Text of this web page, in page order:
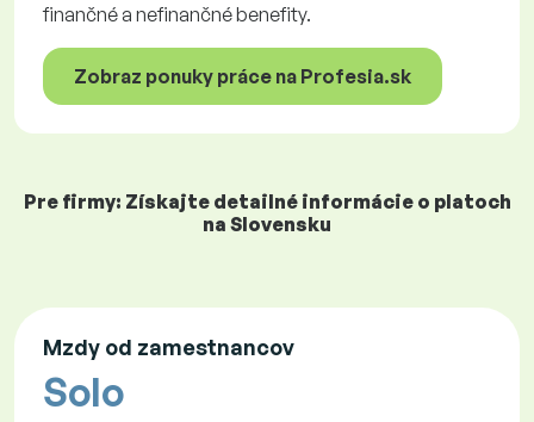
finančné a nefinančné benefity.
Zobraz ponuky práce na Profesia.sk
Pre firmy: Získajte detailné informácie o platoch
na Slovensku
Mzdy od zamestnancov
Solo